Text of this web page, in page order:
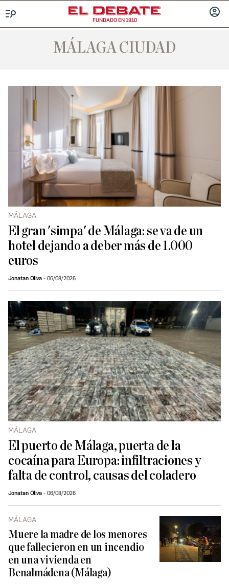
FUNDADO EN 1910
MÁLAGA CIUDAD
MÁLAGA
El gran 'simpa' de Málaga: se va de un
hotel dejando a deber más de 1.000
euros
Jonatan Oliva 06/08/2026
MÁLAGA
El puerto de Málaga, puerta de la
cocaína para Europa: infiltraciones y
falta de control, causas del coladero
Jonatan Oliva 06/08/2026
MÁLAGA
Muere la madre de los menores
que fallecieron en un incendio
en una vivienda en
Benalmádena (Málaga)